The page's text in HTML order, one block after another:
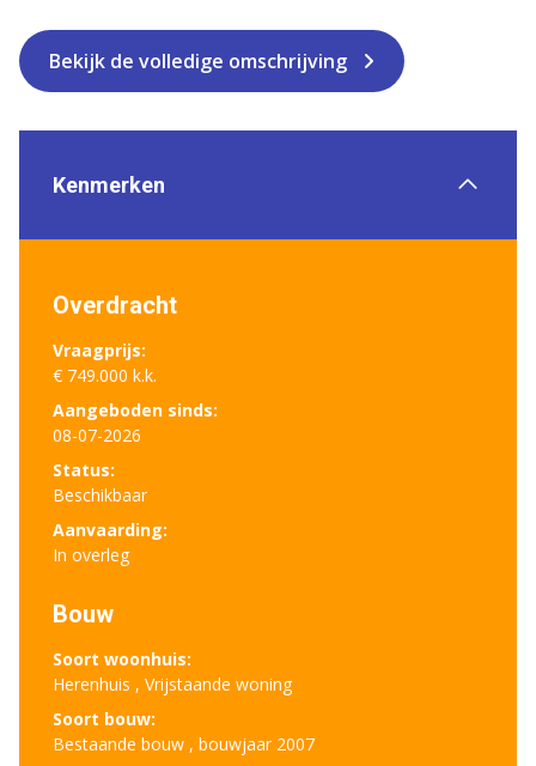
Bekijk de volledige omschrijving
Kenmerken
Overdracht
Vraagprijs:
€ 749.000 k.k.
Aangeboden sinds:
08-07-2026
Status:
Beschikbaar
Aanvaarding:
In overleg
Bouw
Soort woonhuis:
Herenhuis , Vrijstaande woning
Soort bouw:
Bestaande bouw , bouwjaar 2007